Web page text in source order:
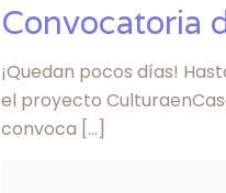
Convocatoria
¡Quedan pocos días!
el proyecto
convoca […]